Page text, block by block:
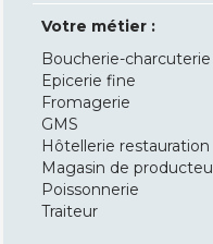
Votre métier :
Boucherie-charcuterie
Epicerie fine
Fromagerie
GMS
Hôtellerie restauration
Magasin de
Poissonnerie
Traiteur